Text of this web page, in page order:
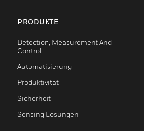
PRODUKTE
Detection, Measurement And
Control
Automatisierung
Produktivität
Sicherheit
Sensing Lösungen